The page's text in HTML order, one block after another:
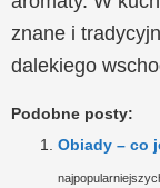
znane i
dalekiego
Podobne posty:
Obiady – co